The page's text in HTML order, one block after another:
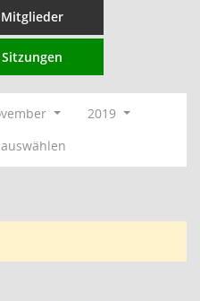
Mitglieder
Sitzungen
2019